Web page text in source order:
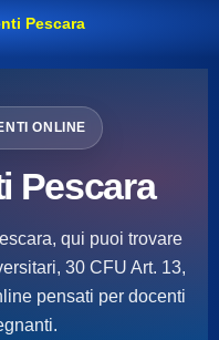
Pescara
ONLINE
Pescara
qui puoi trovare
30 CFU Art. 13,
pensati per docenti